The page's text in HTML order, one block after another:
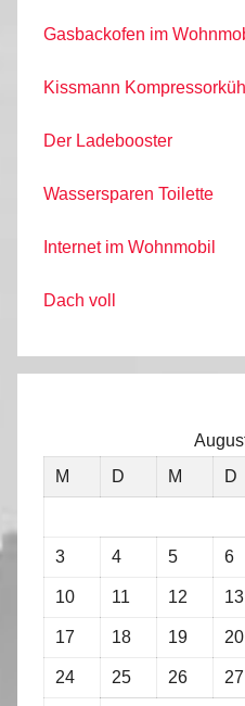
Gasbackofen im
Kissmann
Der Ladebooster
Wassersparen Toilette
Internet im Wohnmobil
Dach voll
M
D M D
3 4 5 6
10 11 12 13
17 18 19 20
24 25 26 27